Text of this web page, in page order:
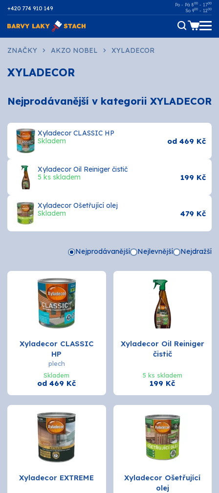
+420 774 910 149
Po - Pá 800 - 1700
So 900 - 1200
Dřevo
Kov
Malířské
Ostatní povrchy
AUTOMOTIVE
SPREJE
Technické kapaliny
Tmely a lepidla
Štětce, válečky, nářadí
Omítky a zatepení
Vzorníky
ZNAČKY
OSMO
Kamenná prodejna
Vzorníky
Postupy a návody
ZNAČKY AKZO NOBEL XYLADECOR
XYLADECOR
Nejprodávanější v kategorii XYLADECOR
Xyladecor CLASSIC HP
od 469 Kč
Skladem
Xyladecor Oil Reiniger čistič
199 Kč
5 ks skladem
Xyladecor Ošetřující olej
479 Kč
Skladem
Nejprodávanější Nejlevnější Nejdražší
Xyladecor CLASSIC
HP
plech
Skladem
od 469 Kč
Xyladecor Oil Reiniger
čistič
5 ks skladem
199 Kč
Xyladecor EXTREME
Xyladecor Ošetřující
olej